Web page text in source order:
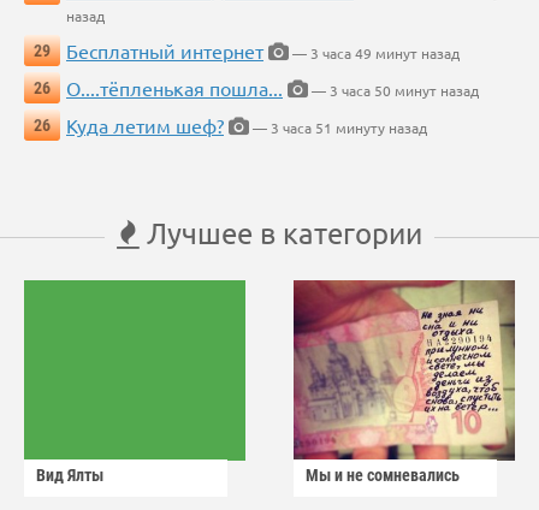
назад
29
Бесплатный интернет
— 3 часа 49 минут назад
26
О....тёпленькая пошла...
— 3 часа 50 минут назад
26
Куда летим шеф? — 3 часа 51 минуту назад
Лучшее в категории
Вид Ялты Мы и не сомневались